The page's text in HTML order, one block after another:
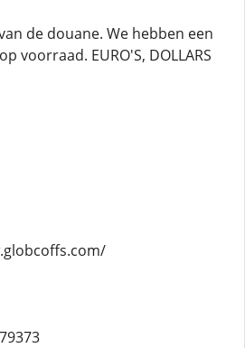
de douane. We hebben een
voorraad. EURO'S, DOLLARS